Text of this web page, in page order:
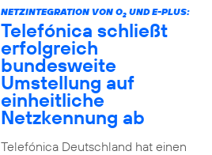
NETZINTEGRATION VON O2UND E-PLUS:
Telefónica schließt
erfolgreich
bundesweite
Umstellung auf
einheitliche
Netzkennung ab
Telefónica Deutschland hat einen